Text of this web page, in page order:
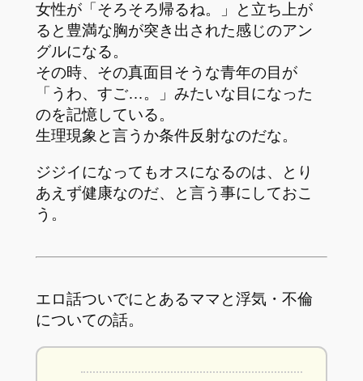
女性が「そろそろ帰るね。」と立ち上が
ると豊満な胸が突き出された感じのアン
グルになる。
その時、その真面目そうな青年の目が
「うわ、すご…。」みたいな目になった
のを記憶している。
生理現象と言うか条件反射なのだな。
ジジイになってもオスになるのは、とり
あえず健康なのだ、と言う事にしておこ
う。
エロ話ついでにとあるママと浮気・不倫
についての話。